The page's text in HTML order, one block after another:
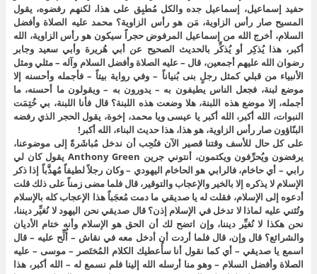
حفيد إسماعيل، إسماعيل جده والكل مُطبِق على هذا، لكنهم رفضوه، يقول
المسيح صار رأس الزاوية، مَن هو رأس الزاوية؟ محمد عليه الصلاة وأفضل
السلام، أخرج الله من إسماعيل المرفوض حجراً سيكون هو رأس الزاوية، الله
أكبر، هذا يُذكِر أو يُذكِّر بالحديث الصحيح عن أبي هُريرة وأبي سعيد وجابر
رضوان الله عليهم أجمعين، قال – عليه الصلاة وأفضل السلام وآله – مثلي ومثل
الأنبياء من قبلي كمثل رجلٍ بنى بُنياناً – وفي رواية بيتاً – فأجمله وأحسنه إلا
موضع لبنة، فجعل الناس يطيفون به – يدورون به – ويقولون ما أحسنه، ما
أجمله، إلا موضع هذه اللبنة، هلا وضعت هذه اللبنة؟ قال فأنا اللبنة، بي خُتِمَت
النبوات، الله أكبر، الله أكبر يا عيسى ويا محمد، إخوة، يقول الحجر الذي رفضه
البنّاؤون صار رأس الزاوية، هو هذا، هذا حديث البناء، الله أكبر!
على كل حال للأسف وقتنا قصير الآن فنُحِب أن ندخل مُباشَرةً إلى موضوعنا،
يرفضون ويُحرِّفون ويكتمون، أنتوني جرين Anthony Green يقول كان لي
رابي – أي حاخام، فالرابي هو الحاخام اليهودي – وكان رجلاً لطيفاً مُهذَّباً إذا ذكر
الإسلام لا يذكره إلا بالخير والإعجاب والتوقير، قال فلما مضى زمناً على ذلك قلت
أدعوه إلى الإسلام، فقلت له يا صديقي ما دمت مُعجَباً هذا الإعجاب كله بالإسلام
وتُثني عليه لماذا لا تدخل في الإسلام إذن؟ قال صديقي نحن اليهود لا نُغيِّر ديننا،
نحن هكذا لا نُغيِّر ديننا، وإن اتضح لك أن الحق هو الإسلام وأنه ختام الأديان
والشرائع؟ قال وإن، قال فلما أردت أن أدخل معه في نقاش – أُلِّح عليه – قال
اسمع يا صديقي – أي كما نقول أنا سأُعطيك الكلام المُختَصر – موسى – عليه
الصلاة وأفضل السلام – وهو منا أرسله الله إلينا فلم نسمع له – الله أكبر، هذا